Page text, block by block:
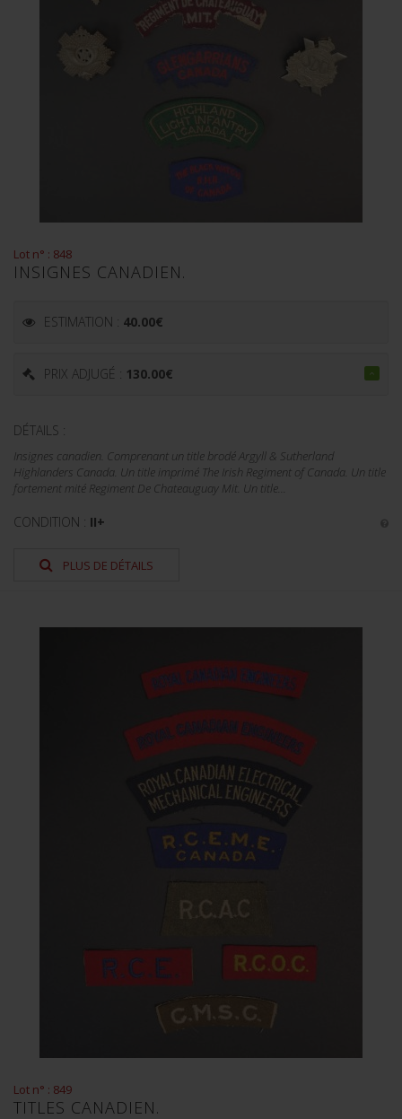
Lot n° : 848
INSIGNES CANADIEN.
ESTIMATION : 40.00€
PRIX ADJUGÉ : 130.00€
DÉTAILS :
Insignes canadien. Comprenant un title brodé Argyll & Sutherland
Highlanders Canada. Un title imprimé The Irish Regiment of Canada. Un title
fortement mité Regiment De Chateauguay Mit. Un title...
CONDITION : II+
PLUS DE DÉTAILS
Lot n° : 849
TITLES CANADIEN.